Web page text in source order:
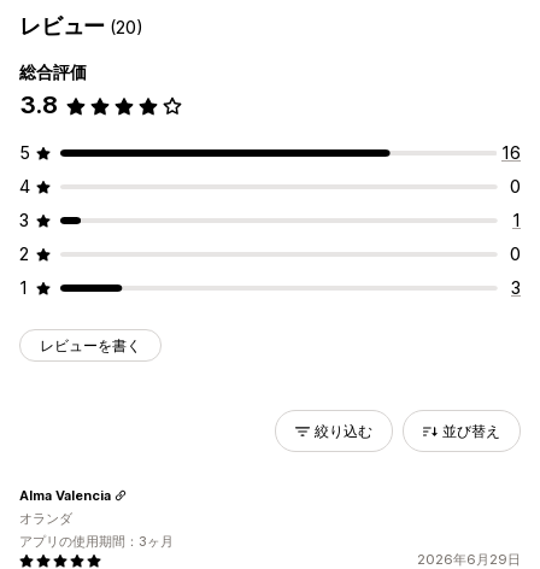
レビュー (20)
総合評価
3.8
5
16
4
0
3
1
2
0
1
3
レビューを書く
絞り込む 並び替え
2026年6月29日
Alma Valencia
オランダ
アプリの使用期間：3ヶ月